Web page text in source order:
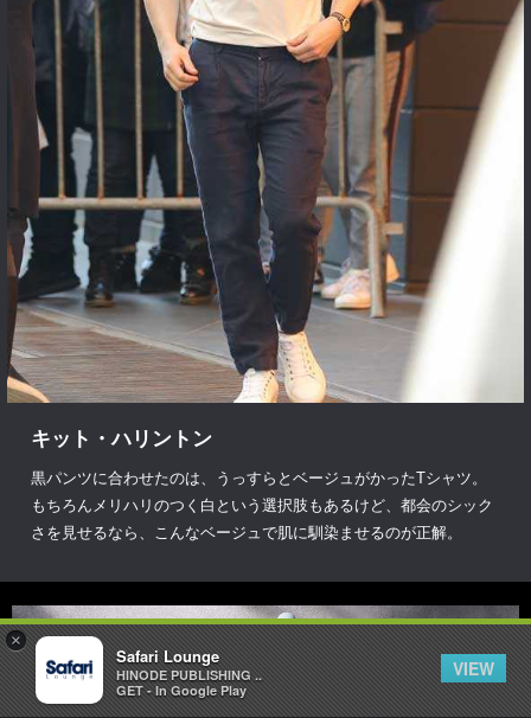
×
Safari Lounge
HINODE PUBLISHING ..
GET - In Google Play
VIEW
キット・ハリントン
黒パンツに合わせたのは、うっすらとベージュがかったTシャツ。
もちろんメリハリのつく白という選択肢もあるけど、都会のシック
さを見せるなら、こんなベージュで肌に馴染ませるのが正解。